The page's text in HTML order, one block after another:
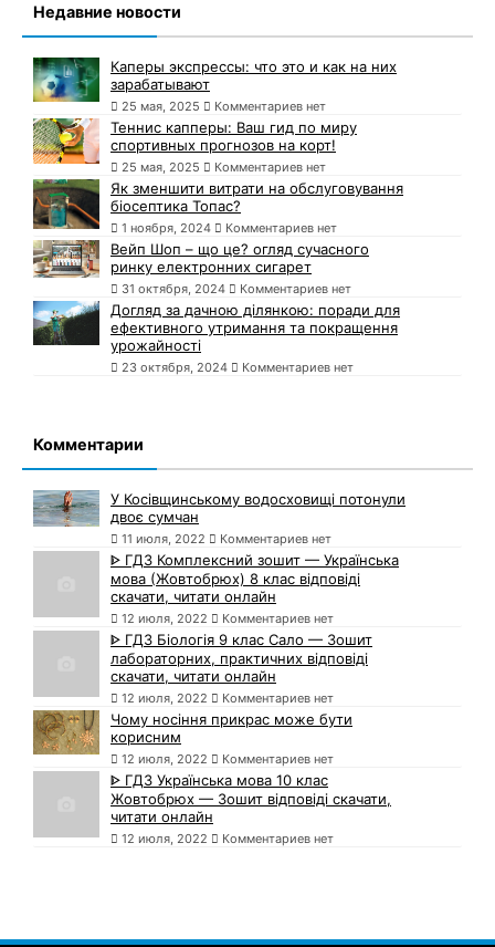
Недавние новости
Каперы экспрессы: что это и как на них
зарабатывают
25 мая, 2025 Комментариев нет
Теннис капперы: Ваш гид по миру
спортивных прогнозов на корт!
25 мая, 2025 Комментариев нет
Як зменшити витрати на обслуговування
біосептика Топас?
1 ноября, 2024 Комментариев нет
Вейп Шоп – що це? огляд сучасного
ринку електронних сигарет
31 октября, 2024 Комментариев нет
Догляд за дачною ділянкою: поради для
ефективного утримання та покращення
урожайності
23 октября, 2024 Комментариев нет
Комментарии
У Косівщинському водосховищі потонули
двоє сумчан
11 июля, 2022 Комментариев нет
ᐈ ГДЗ Комплексний зошит — Українська
мова (Жовтобрюх) 8 клас відповіді
скачати, читати онлайн
12 июля, 2022 Комментариев нет
ᐈ ГДЗ Біологія 9 клас Сало — Зошит
лабораторних, практичних відповіді
скачати, читати онлайн
12 июля, 2022 Комментариев нет
Чому носіння прикрас може бути
корисним
12 июля, 2022 Комментариев нет
ᐈ ГДЗ Українська мова 10 клас
Жовтобрюх — Зошит відповіді скачати,
читати онлайн
12 июля, 2022 Комментариев нет